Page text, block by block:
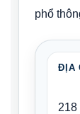
phổ
ĐỊA
218